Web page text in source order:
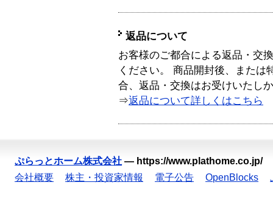
返品について
お客様のご都合による返品・交
ください。 商品開封後、または
合、返品・交換はお受けいたし
⇒返品について詳しくはこちら
ぷらっとホーム株式会社 — https://www.plathome.co.jp/
会社概要
株主・投資家情報 電子公告 OpenBlocks